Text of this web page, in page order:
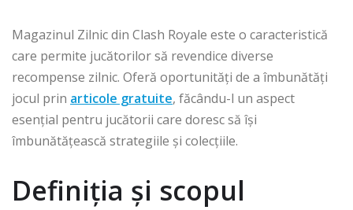
Magazinul Zilnic din Clash Royale este o caracteristică
care permite jucătorilor să revendice diverse
recompense zilnic. Oferă oportunități de a îmbunătăți
jocul prin articole gratuite, făcându-l un aspect
esențial pentru jucătorii care doresc să își
îmbunătățească strategiile și colecțiile.
Definiția și scopul